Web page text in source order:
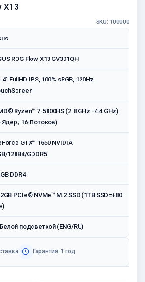
X13
SKU: 100000
ROG Flow X13 GV301QH
FullHD IPS, 100% sRGB, 120Hz
Ryzen™ 7-5800HS (2.8 GHz -4.4 GHz)
Ядер; 16-Потоков)
GTX™ 1650 NVIDIA
128Bit/GDDR5
DDR4
PCIe® NVMe™ M.2 SSD (1TB SSD=+80
подсветкой (ENG/RU)
Гарантия: 1 год